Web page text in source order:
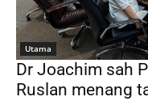
Utama
Dr Joachim sah
Ruslan menang